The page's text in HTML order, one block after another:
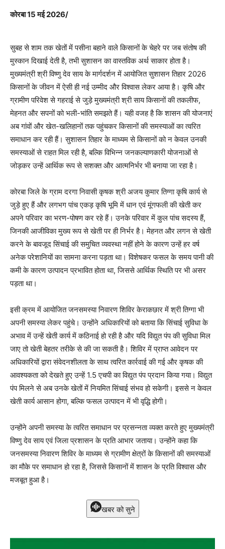
कोरबा 15 मई 2026/
सुबह से शाम तक खेतों में पसीना बहाने वाले किसानों के चेहरे पर जब संतोष की
मुस्कान दिखाई देती है, तभी सुशासन का वास्तविक अर्थ साकार होता है।
मुख्यमंत्री श्री विष्णु देव साय के मार्गदर्शन में आयोजित सुशासन तिहार 2026
किसानों के जीवन में ऐसी ही नई उम्मीद और विश्वास लेकर आया है। कृषि और
ग्रामीण परिवेश से गहराई से जुड़े मुख्यमंत्री श्री साय किसानों की तकलीफ,
मेहनत और सपनों को भली-भांति समझते हैं। यही वजह है कि शासन की योजनाएं
अब गांवों और खेत-खलिहानों तक पहुंचकर किसानों की समस्याओं का त्वरित
समाधान कर रही हैं। सुशासन तिहार के माध्यम से किसानों को न केवल उनकी
समस्याओं से राहत मिल रही है, बल्कि विभिन्न जनकल्याणकारी योजनाओं से
जोड़कर उन्हें आर्थिक रूप से सशक्त और आत्मनिर्भर भी बनाया जा रहा है।
कोरबा जिले के ग्राम दरगा निवासी कृषक श्री अजय कुमार तिग्गा कृषि कार्य से
जुड़े हुए हैं और लगभग पांच एकड़ कृषि भूमि में धान एवं मूंगफली की खेती कर
अपने परिवार का भरण-पोषण कर रहे हैं। उनके परिवार में कुल पांच सदस्य हैं,
जिनकी आजीविका मुख्य रूप से खेती पर ही निर्भर है। मेहनत और लगन से खेती
करने के बावजूद सिंचाई की समुचित व्यवस्था नहीं होने के कारण उन्हें हर वर्ष
अनेक परेशानियों का सामना करना पड़ता था। विशेषकर फसल के समय पानी की
कमी के कारण उत्पादन प्रभावित होता था, जिससे आर्थिक स्थिति पर भी असर
पड़ता था।
इसी क्रम में आयोजित जनसमस्या निवारण शिविर केराकछार में श्री तिग्गा भी
अपनी समस्या लेकर पहुंचे। उन्होंने अधिकारियों को बताया कि सिंचाई सुविधा के
अभाव में उन्हें खेती कार्य में कठिनाई हो रही है और यदि विद्युत पंप की सुविधा मिल
जाए तो खेती बेहतर तरीके से की जा सकती है। शिविर में प्राप्त आवेदन पर
अधिकारियों द्वारा संवेदनशीलता के साथ त्वरित कार्रवाई की गई और कृषक की
आवश्यकता को देखते हुए उन्हें 1.5 एचपी का विद्युत पंप प्रदान किया गया। विद्युत
पंप मिलने से अब उनके खेतों में नियमित सिंचाई संभव हो सकेगी। इससे न केवल
खेती कार्य आसान होगा, बल्कि फसल उत्पादन में भी वृद्धि होगी।
उन्होंने अपनी समस्या के त्वरित समाधान पर प्रसन्नता व्यक्त करते हुए मुख्यमंत्री
विष्णु देव साय एवं जिला प्रशासन के प्रति आभार जताया। उन्होंने कहा कि
जनसमस्या निवारण शिविर के माध्यम से ग्रामीण क्षेत्रों के किसानों की समस्याओं
का मौके पर समाधान हो रहा है, जिससे किसानों में शासन के प्रति विश्वास और
मजबूत हुआ है।
खबर को सुने